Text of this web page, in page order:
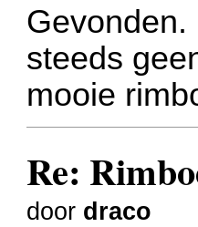
steeds
mooie
Re:
door draco